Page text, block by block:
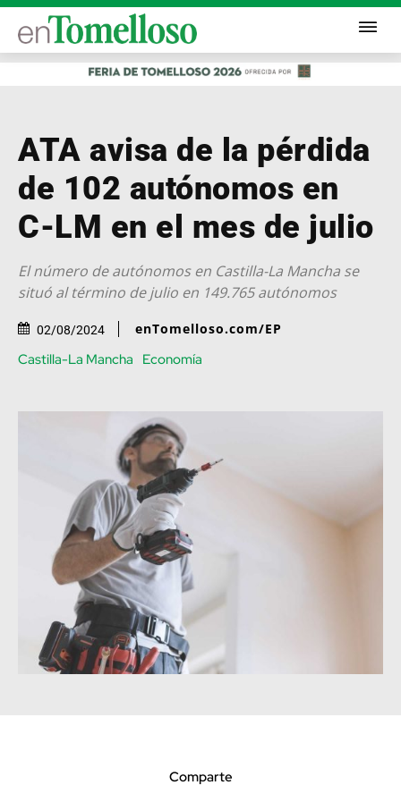
ATA avisa de la pérdida
de 102 autónomos en
C-LM en el mes de julio
El número de autónomos en Castilla-La Mancha se
situó al término de julio en 149.765 autónomos
02/08/2024 enTomelloso.com/EP
Castilla-La Mancha Economía
Comparte